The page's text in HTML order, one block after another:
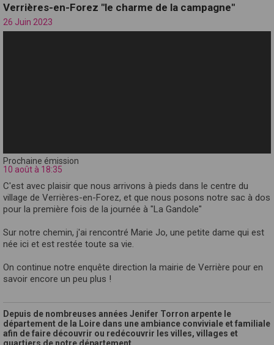
Verrières-en-Forez "le charme de la campagne"
26 Juin 2023
Prochaine émission
10 août à 18:35
C'est avec plaisir que nous arrivons à pieds dans le centre du
village de Verrières-en-Forez, et que nous posons notre sac à dos
pour la première fois de la journée à "La Gandole"
Sur notre chemin, j'ai rencontré Marie Jo, une petite dame qui est
née ici et est restée toute sa vie.
On continue notre enquête direction la mairie de Verrière pour en
savoir encore un peu plus !
Depuis de nombreuses années Jenifer Torron arpente le
département de la Loire dans une ambiance conviviale et familiale
afin de faire découvrir ou redécouvrir les villes, villages et
quartiers de notre département.